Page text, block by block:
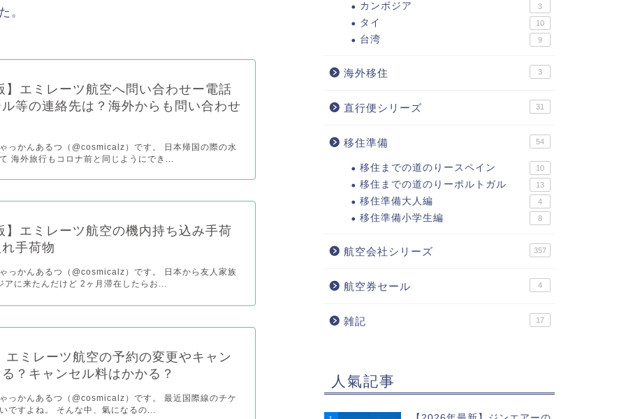
。
】エミレーツ航空へ問い合わせー電話
等の連絡先は？海外からも問い合わせ
っかんあるつ（@cosmicalz）です。 日本帰国の際の水
海外旅行もコロナ前と同じようにでき...
】エミレーツ航空の機内持ち込み手荷
手荷物
っかんあるつ（@cosmicalz）です。 日本から友人家族
アに来たんだけど 2ヶ月滞在したらお...
エミレーツ航空の予約の変更やキャン
？キャンセル料はかかる？
っかんあるつ（@cosmicalz）です。 最近国際線のチケ
ですよね。 そんな中、氣になるの...
カンボジア 3
タイ 10
台湾 9
海外移住 3
直行便シリーズ 31
移住準備 54
移住までの道のりースペイン 10
移住までの道のりーポルトガル 13
移住準備大人編 4
移住準備小学生編 8
航空会社シリーズ 357
航空券セール 4
雑記 17
人氣記事